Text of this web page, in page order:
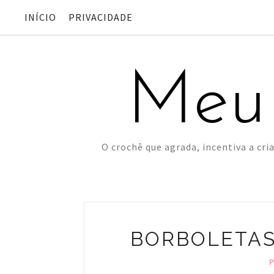
INÍCIO PRIVACIDADE
O crochê que agrada, incentiva a